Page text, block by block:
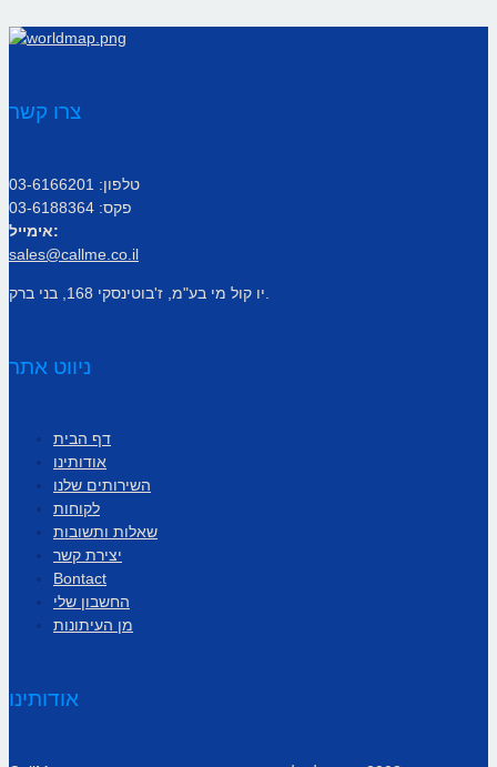
צרו קשר
טלפון: 03-6166201
פקס: 03-6188364
אימייל:
sales@callme.co.il
ניווט אתר
דף הבית
אודותינו
השירותים שלנו
לקוחות
שאלות ותשובות
יצירת קשר
Bontact
החשבון שלי
מן העיתונות
אודותינו